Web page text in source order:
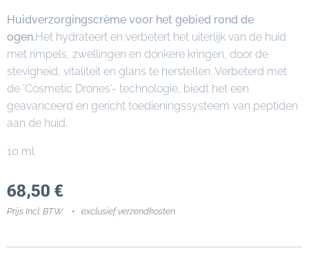
Huidverzorgingscrème voor het gebied rond de
ogen.Het hydrateert en verbetert het uiterlijk van de huid
met rimpels, zwellingen en donkere kringen, door de
stevigheid, vitaliteit en glans te herstellen. Verbeterd met
de 'Cosmetic Drones'- technologie, biedt het een
geavanceerd en gericht toedieningssysteem van peptiden
aan de huid.
10 ml
68,50 €
Prijs Incl. BTW exclusief verzendkosten